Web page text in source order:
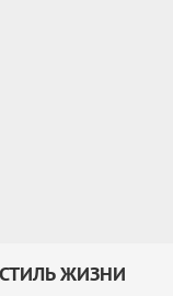
СТИЛЬ ЖИЗНИ